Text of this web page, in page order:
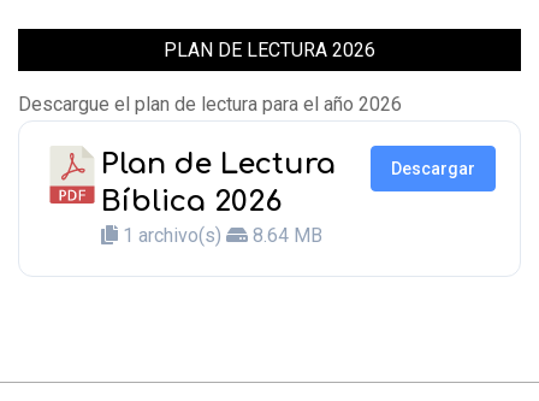
PLAN DE LECTURA 2026
Descargue el plan de lectura para el año 2026
Plan de Lectura
Bíblica 2026
1 archivo(s) 8.64 MB
Descargar